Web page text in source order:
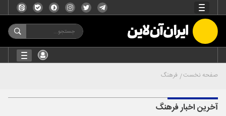
صفحه نخست فرهنگ
آخرین اخبار فرهنگ